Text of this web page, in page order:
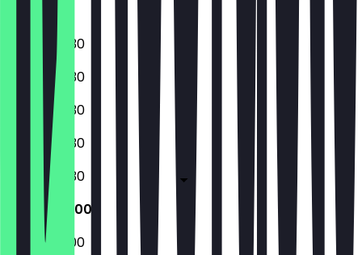
Sunday
08:00 - 18:30
08:00 - 18:30
08:00 - 18:30
08:00 - 18:30
08:00 - 18:30
08:00 - 18:00
09:00 - 18:00